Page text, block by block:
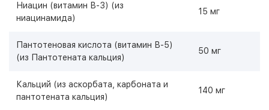
Ниацин (витамин В-3) (из
ниацинамида)
15 мг
Пантотеновая кислота (витамин В-5)
(из Пантотената кальция)
50 мг
Кальций (из аскорбата, карбоната и
пантотената кальция)
140 мг